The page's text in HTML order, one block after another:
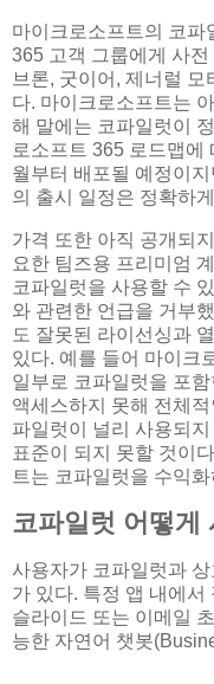
마이크로소프트의 코파
365 고객 그룹에게 사
브론, 굿이어, 제너럴 모
다. 마이크로소프트는
해 말에는 코파일럿이
로소프트 365 로드맵에
월부터 배포될 예정이
의 출시 일정은 정확하
가격 또한 아직 공개되
요한 팀즈용 프리미엄
코파일럿을 사용할 수
와 관련한 언급을 거부
도 잘못된 라이선싱과
있다. 예를 들어 마이크
일부로 코파일럿을 포
액세스하지 못해 전체적
파일럿이 널리 사용되
표준이 되지 못할 것이
트는 코파일럿을 수익
코파일럿 어떻게
사용자가 코파일럿과
가 있다. 특정 앱 내에서
슬라이드 또는 이메일
능한 자연어 챗봇